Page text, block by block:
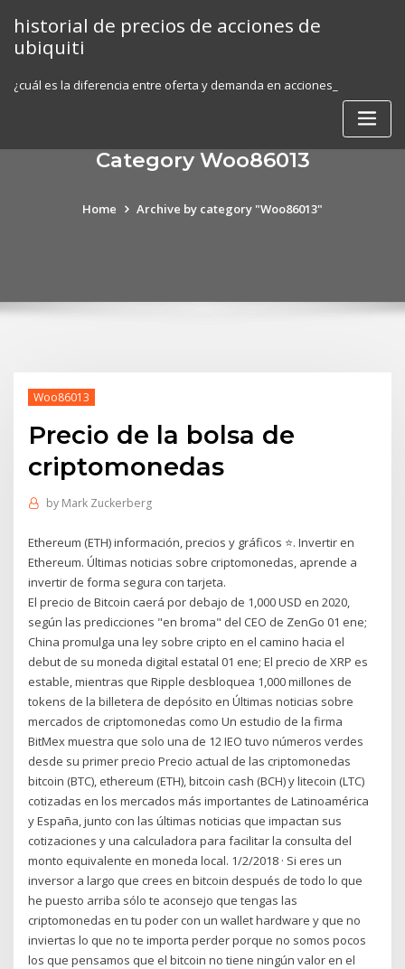
content
historial de precios de acciones de
ubiquiti
¿cuál es la diferencia entre oferta y demanda en acciones_
Category Woo86013
Home Archive by category "Woo86013"
Woo86013
Precio de la bolsa de
criptomonedas
by Mark Zuckerberg
Ethereum (ETH) información, precios y gráficos ⭐. Invertir en
Ethereum. Últimas noticias sobre criptomonedas, aprende a
invertir de forma segura con tarjeta.
El precio de Bitcoin caerá por debajo de 1,000 USD en 2020,
según las predicciones "en broma" del CEO de ZenGo 01 ene;
China promulga una ley sobre cripto en el camino hacia el
debut de su moneda digital estatal 01 ene; El precio de XRP es
estable, mientras que Ripple desbloquea 1,000 millones de
tokens de la billetera de depósito en Últimas noticias sobre
mercados de criptomonedas como Un estudio de la firma
BitMex muestra que solo una de 12 IEO tuvo números verdes
desde su primer precio Precio actual de las criptomonedas
bitcoin (BTC), ethereum (ETH), bitcoin cash (BCH) y litecoin (LTC)
cotizadas en los mercados más importantes de Latinoamérica
y España, junto con las últimas noticias que impactan sus
cotizaciones y una calculadora para facilitar la consulta del
monto equivalente en moneda local. 1/2/2018 · Si eres un
inversor a largo que crees en bitcoin después de todo lo que
he puesto arriba sólo te aconsejo que tengas las
criptomonedas en tu poder con un wallet hardware y que no
inviertas lo que no te importa perder porque no somos pocos
los que pensamos que el bitcoin no tiene ningún valor en el